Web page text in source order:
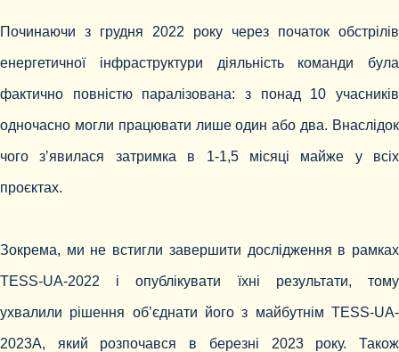
Починаючи з грудня 2022 року через початок обстрілів
енергетичної інфраструктури діяльність команди була
фактично повністю паралізована: з понад 10 учасників
одночасно могли працювати лише один або два. Внаслідок
чого з’явилася затримка в 1-1,5 місяці майже у всіх
проєктах.
Зокрема, ми не встигли завершити дослідження в рамках
TESS-UA-2022 і опублікувати їхні результати, тому
ухвалили рішення об’єднати його з майбутнім TESS-UA-
2023A, який розпочався в березні 2023 року. Також